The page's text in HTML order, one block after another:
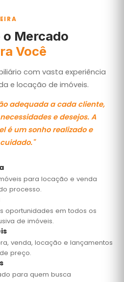
Mercado
Você
com vasta experiência
e locação de imóveis.
adequada a cada cliente,
e desejos. A
é um sonho realizado e
"
para locação e venda
processo.
oportunidades em todos os
de imóveis.
venda, locação e lançamentos
preço.
para quem busca